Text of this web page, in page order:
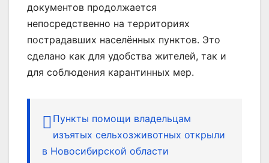
документов продолжается
непосредственно на территориях
пострадавших населённых пунктов. Это
сделано как для удобства жителей, так и
для соблюдения карантинных мер.
Пункты помощи владельцам
изъятых сельхозживотных открыли
в Новосибирской области